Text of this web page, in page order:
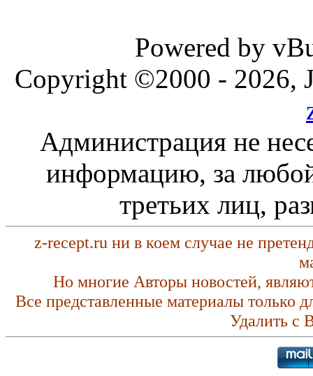
Powered by
Copyright ©2000 - 2026,
Администрация не
информацию, за любой
третьих лиц,
z-recept.ru ни в коем случае не
Но многие Авторы новостей,
Все представленные материалы только
Удалить с